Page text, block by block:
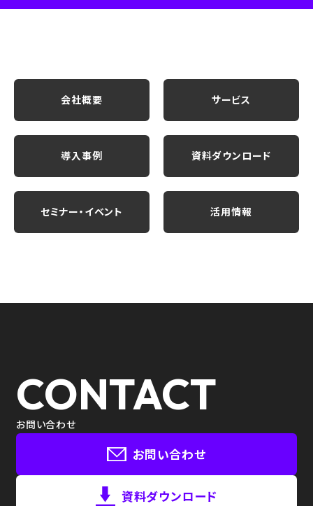
会社概要 サービス
導入事例 資料ダウンロード
セミナー・イベント 活用情報
CONTACT
お問い合わせ
お問い合わせ
資料ダウンロード